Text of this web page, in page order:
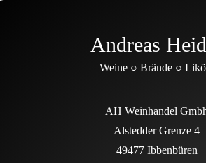
Andreas
Weine ○ Brände ○
AH Weinhandel
Alstedder Grenze 4
49477 Ibbenbüren